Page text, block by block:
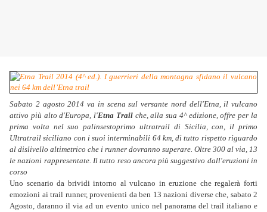
Sabato 2 agosto 2014 va in scena sul versante nord dell'Etna, il vulcano
attivo più alto d'Europa, l'Etna Trailche, alla sua 4^ edizione, offre per la
prima volta nel suo palinsestoprimo ultratrail di Sicilia, con, il primo
Ultratrail siciliano con i suoi interminabili 64 km, di tutto rispetto riguardo
al dislivello altimetrico che i runner dovranno superare. Oltre 300 al via, 13
le nazioni rappresentate. Il tutto reso ancora più suggestivo dall'eruzioni in
corso
Uno scenario da brividi intorno al vulcano in eruzione che regalerà forti
emozioni ai trail runner, provenienti da ben 13 nazioni diverse che, sabato 2
Agosto, daranno il via ad un evento unico nel panorama del trail italiano e